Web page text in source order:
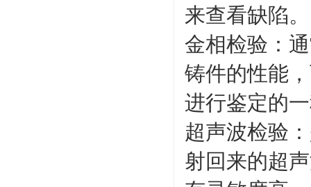
来查看缺陷。
金相检验：
铸件的性能
进行鉴定的
超声波检验
射回来的超